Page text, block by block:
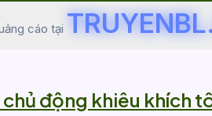
cáo tại
chủ động khiêu khích